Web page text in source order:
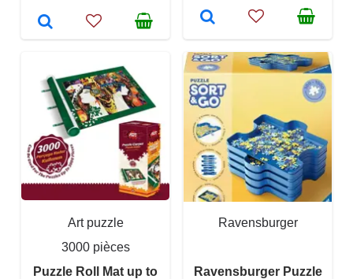
Art puzzle
3000 pièces
Puzzle Roll Mat up to
Ravensburger
Ravensburger Puzzle